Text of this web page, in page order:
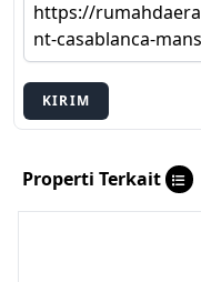
KIRIM
Properti Terkait